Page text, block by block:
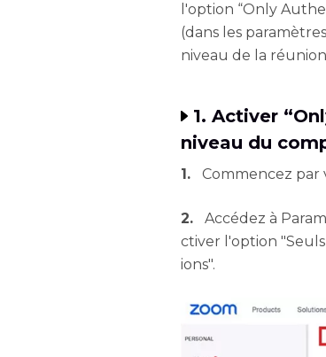
l'option “Only
(dans les
niveau de la
1. Activer
niveau du
1. Commencez
2.
Accédez à
ctiver l'option
ions".